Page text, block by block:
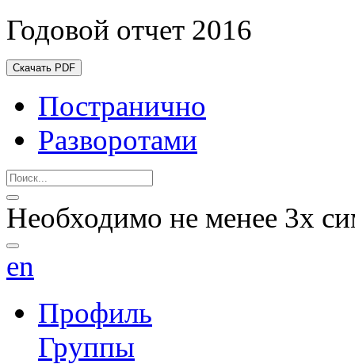
Годовой отчет 2016
Скачать PDF
Постранично
Разворотами
Необходимо не менее 3х
en
Профиль
Группы